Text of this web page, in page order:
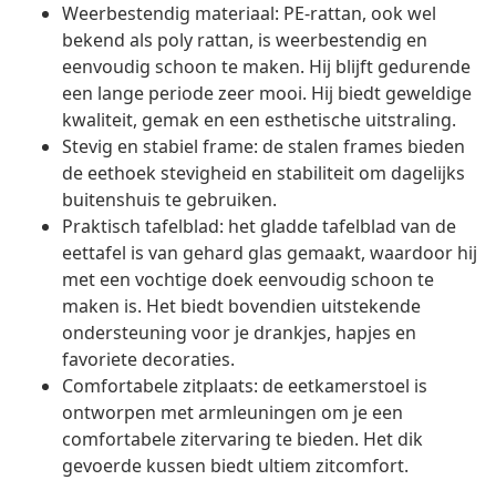
Weerbestendig materiaal: PE-rattan, ook wel
bekend als poly rattan, is weerbestendig en
eenvoudig schoon te maken. Hij blijft gedurende
een lange periode zeer mooi. Hij biedt geweldige
kwaliteit, gemak en een esthetische uitstraling.
Stevig en stabiel frame: de stalen frames bieden
de eethoek stevigheid en stabiliteit om dagelijks
buitenshuis te gebruiken.
Praktisch tafelblad: het gladde tafelblad van de
eettafel is van gehard glas gemaakt, waardoor hij
met een vochtige doek eenvoudig schoon te
maken is. Het biedt bovendien uitstekende
ondersteuning voor je drankjes, hapjes en
favoriete decoraties.
Comfortabele zitplaats: de eetkamerstoel is
ontworpen met armleuningen om je een
comfortabele zitervaring te bieden. Het dik
gevoerde kussen biedt ultiem zitcomfort.